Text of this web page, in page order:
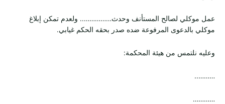
عمل موكلي لصالح المستأنف وحدث…………….. ولعدم تمكن إبلاغ
موكلي بالدعوى المرفوعة ضده صدر بحقه الحكم غيابي.
وعليه نلتمس من هيئة المحكمة:
………..
…………